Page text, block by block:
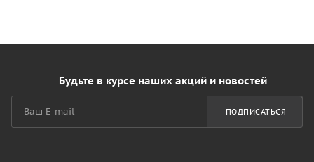
Будьте в курсе наших акций и новостей
ПОДПИСАТЬСЯ